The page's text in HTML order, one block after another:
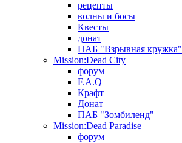
рецепты
волны и босы
Квесты
донат
ПАБ "Взрывная кружка"
Mission:Dead City
форум
F.A.Q
Крафт
Донат
ПАБ "Зомбиленд"
Mission:Dead Paradise
форум